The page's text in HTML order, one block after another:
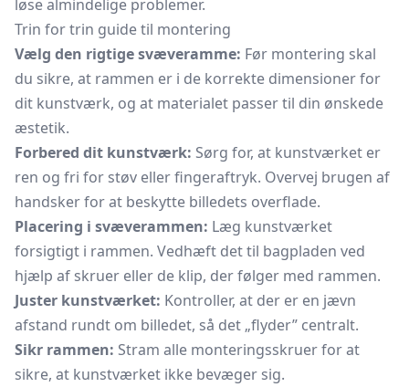
løse almindelige problemer.
Trin for trin guide til montering
Vælg den rigtige svæveramme: Før montering skal
du sikre, at rammen er i de korrekte dimensioner for
dit kunstværk, og at materialet passer til din ønskede
æstetik.
Forbered dit kunstværk: Sørg for, at kunstværket er
ren og fri for støv eller fingeraftryk. Overvej brugen af
handsker for at beskytte billedets overflade.
Placering i svæverammen: Læg kunstværket
forsigtigt i rammen. Vedhæft det til bagpladen ved
hjælp af skruer eller de klip, der følger med rammen.
Juster kunstværket: Kontroller, at der er en jævn
afstand rundt om billedet, så det „flyder” centralt.
Sikr rammen: Stram alle monteringsskruer for at
sikre, at kunstværket ikke bevæger sig.